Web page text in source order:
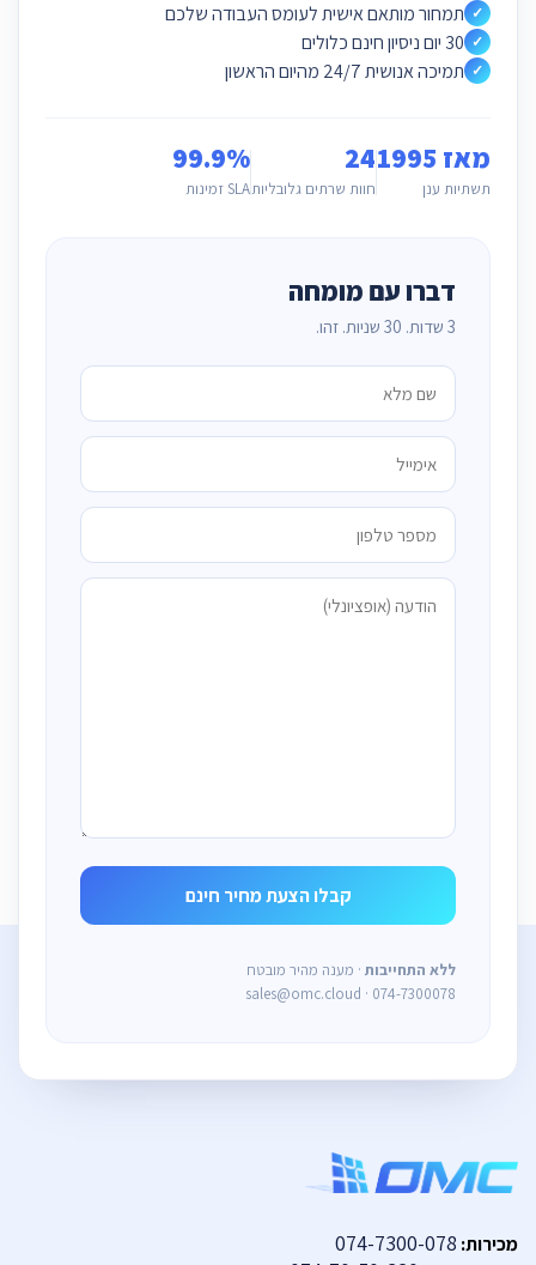
✓ תמחור מותאם אישית לעומס העבודה שלכם
✓ 30 יום ניסיון חינם כלולים
✓ תמיכה אנושית 24/7 מהיום הראשון
מאז 1995
תשתיות ענן
24
חוות שרתים גלובליות
99.9%
SLA זמינות
דברו עם מומחה
3 שדות. 30 שניות. זהו.
ללא התחייבות · מענה מהיר מובטח
sales@omc.cloud · 074-7300078
מכירות: 074-7300-078